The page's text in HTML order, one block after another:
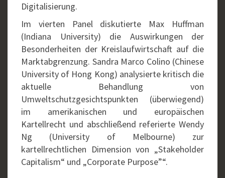
Digitalisierung.
Im vierten Panel diskutierte Max Huffman
(Indiana University) die Auswirkungen der
Besonderheiten der Kreislaufwirtschaft auf die
Marktabgrenzung. Sandra Marco Colino (Chinese
University of Hong Kong) analysierte kritisch die
aktuelle Behandlung von
Umweltschutzgesichtspunkten (überwiegend)
im amerikanischen und europäischen
Kartellrecht und abschließend referierte Wendy
Ng (University of Melbourne) zur
kartellrechtlichen Dimension von „Stakeholder
Capitalism“ und „Corporate Purpose”“.